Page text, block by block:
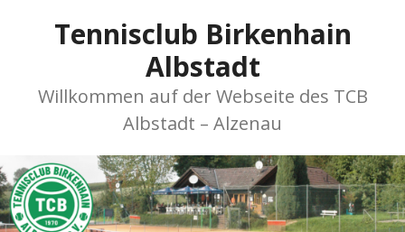
Tennisclub Birkenhain
Albstadt
Willkommen auf der Webseite des TCB
Albstadt – Alzenau